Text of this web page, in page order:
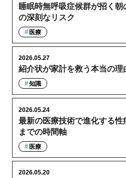
睡眠時無呼吸症候群が招く
の深刻なリスク
医療
紹介状が家計を救う本当の理
2026.05.27
知識
最新の医療技術で進化する性
までの時間軸
2026.05.24
医療
2026.05.20